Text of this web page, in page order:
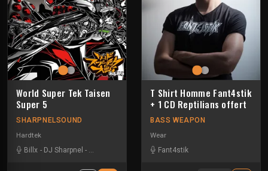
World Super Tek Taisen
Super 5
SHARPNELSOUND
Hardtek
Billx - DJ Sharpnel - Dr looney Fant4stik -Floxytek-
T Shirt Homme Fant4stik
+ 1 CD Reptilians offert
BASS WEAPON
Wear
Fant4stik